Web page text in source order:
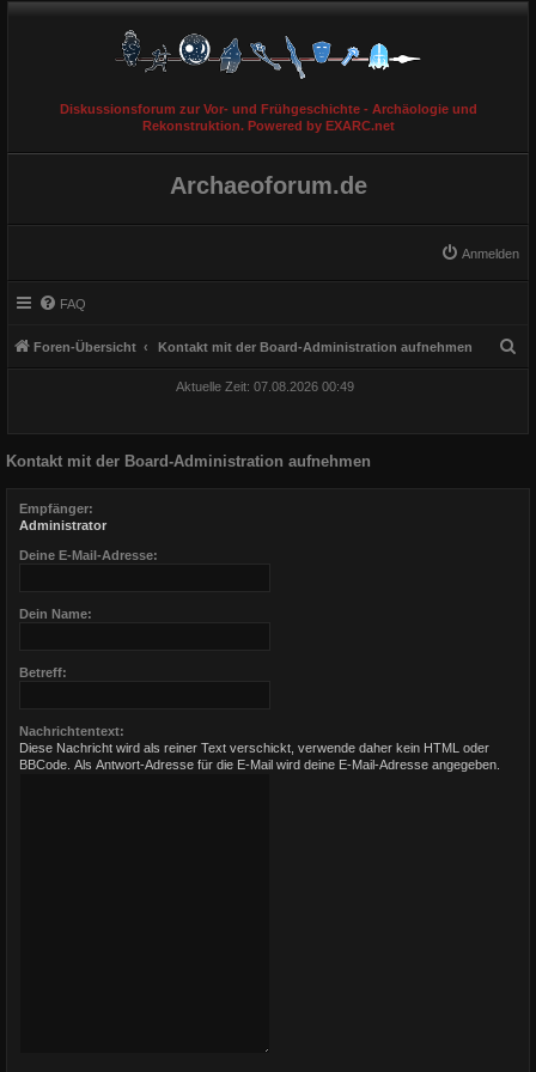
Diskussionsforum zur Vor- und Frühgeschichte - Archäologie und
Rekonstruktion. Powered by EXARC.net
Archaeoforum.de
Anmelden
FAQ
Foren-Übersicht Kontakt mit der Board-Administration aufnehmen
Aktuelle Zeit: 07.08.2026 00:49
Kontakt mit der Board-Administration aufnehmen
Empfänger:
Administrator
Deine E-Mail-Adresse:
Dein Name:
Betreff:
Nachrichtentext:
Diese Nachricht wird als reiner Text verschickt, verwende daher kein HTML oder
BBCode. Als Antwort-Adresse für die E-Mail wird deine E-Mail-Adresse angegeben.